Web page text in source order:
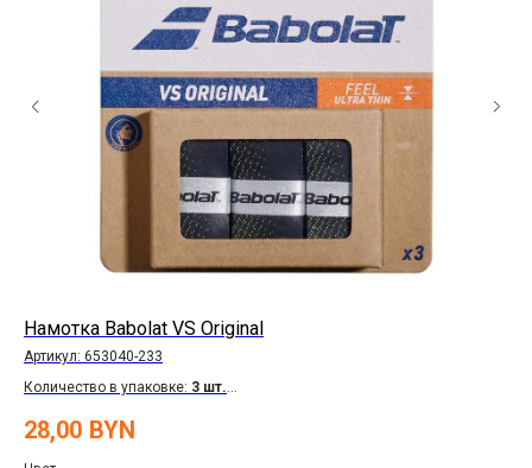
Намотка Babolat VS Original
Артикул: 653040-233
Количество в упаковке: 3 шт.
28,00 BYN